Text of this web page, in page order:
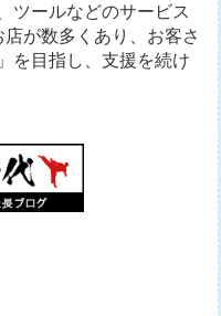
ツールなどのサービス
が数多くあり、お客さ
を目指し、支援を続け